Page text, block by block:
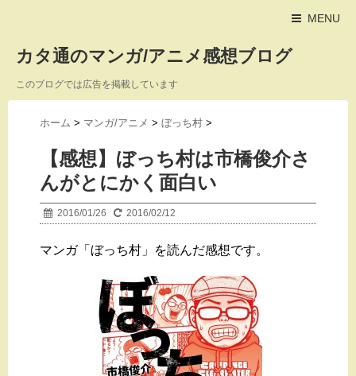
MENU
カタ通のマンガ/アニメ感想ブログ
このブログでは広告を掲載しています
ホーム > マンガ/アニメ > ぼっち村 >
【感想】ぼっち村は市橋俊介さ
んがとにかく面白い
2016/01/26 2016/02/12
マンガ「ぼっち村」を読んだ感想です。